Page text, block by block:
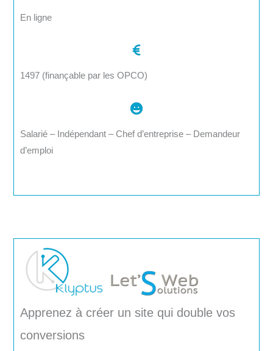
En ligne
1497 (finançable par les OPCO)
Salarié – Indépendant – Chef d’entreprise – Demandeur
d’emploi
Apprenez à créer un site qui double vos
conversions